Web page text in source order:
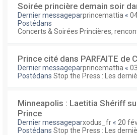
Soirée princière demain soir
Dernier messageparprincemattia «
Postédans
Concerts & Soirées Princières,
Prince cité dans PARFAITE de
Dernier messageparprincemattia «
Postédans Stop the Press : Les
Minneapolis : Laetitia Shériff
Prince
Dernier messageparxodus_fr « 20
Postédans Stop the Press : Les